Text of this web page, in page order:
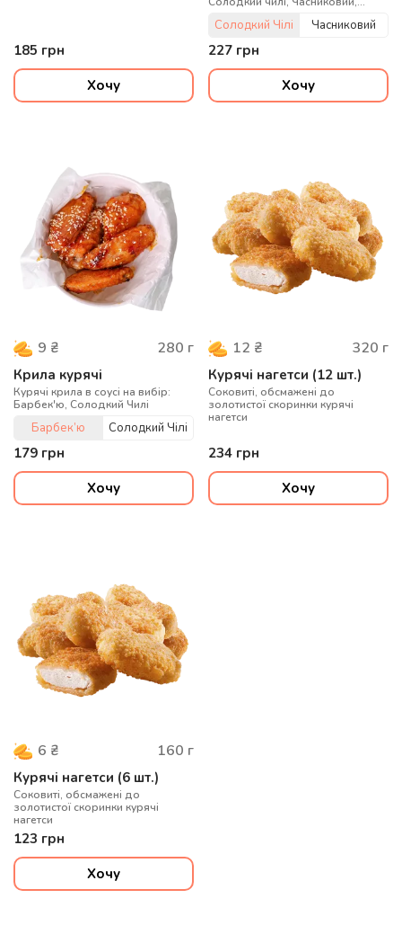
185 грн
Хочу
Солодкий Чілі Часниковий
227 грн
Хочу
9 ₴ 280 г
Крила курячі
Курячі крила в соусі на вибір:
Барбек'ю, Солодкий Чилі
Барбек’ю Солодкий Чілі
179 грн
Хочу
12 ₴ 320 г
Курячі нагетси (12 шт.)
Соковиті, обсмажені до
золотистої скоринки курячі
нагетси
234 грн
Хочу
6 ₴ 160 г
Курячі нагетси (6 шт.)
Соковиті, обсмажені до
золотистої скоринки курячі
нагетси
123 грн
Хочу